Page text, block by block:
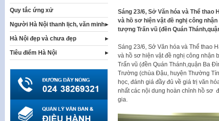
Sáng 23/6, Sở Văn hóa và Thể thao
và hồ sơ hiện vật đề nghị công
tượng Trấn vũ (đền Quán
Sáng 23/6, Sở Văn hóa và Thể thao
và hồ sơ hiện vật đề nghị công nhận
Trấn vũ (đền Quán Thánh,quận Ba
Trường (chùa Đậu, huyện Thường
học, đánh giá đầy đủ về giá trị văn
nhất các nội dung hoàn chỉnh hồ sơ
gia.
Quy tắc ứng xử
Người Hà Nội thanh lịch, văn minh
Hà Nội đẹp và chưa đẹp
Tiêu điểm Hà Nội